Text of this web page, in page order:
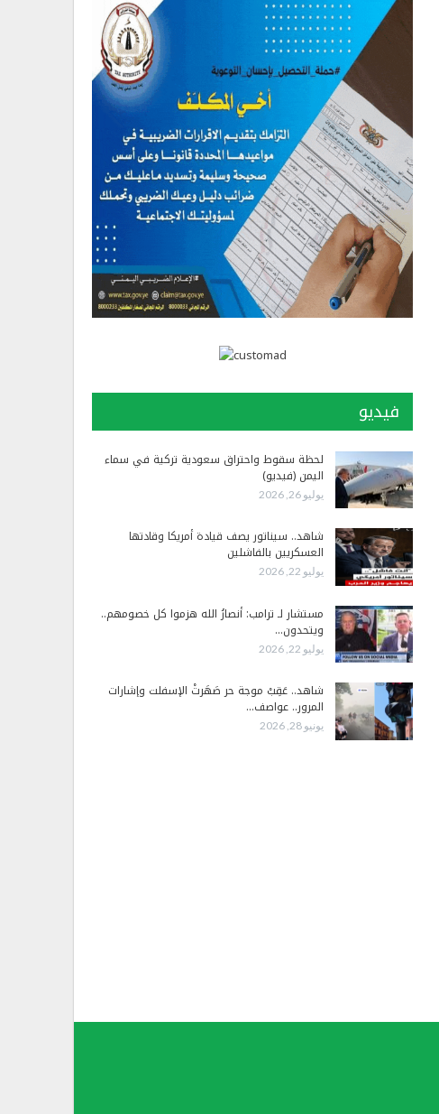
فيديو
لحظة سقوط واحتراق سعودية تركية في سماء
اليمن (فيديو)
يوليو 26, 2026
شاهد.. سيناتور يصف قيادة أمريكا وقادتها
العسكريين بالفاشلين
يوليو 22, 2026
مستشار لـ ترامب: أنصارُ الله هزموا كل خصومهم..
ويتحدون…
يوليو 22, 2026
شاهد.. عَقِبْ موجة حر صَهَرتْ الإسفلت وإشارات
المرور.. عواصف…
يونيو 28, 2026